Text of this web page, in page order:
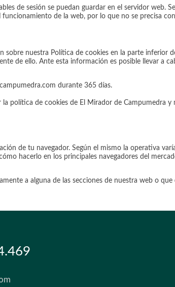
de sesión se puedan guardar en el servidor web.
de la web, por lo que no se precisa
sobre nuestra Política de cookies en la parte inferior
de ello. Ante esta información es posible llevar a
durante 365 días.
política de cookies de El Mirador de Campumedra y
de tu navegador. Según el mismo la operativa
hacerlo en los principales navegadores del
a alguna de las secciones de nuestra web o que